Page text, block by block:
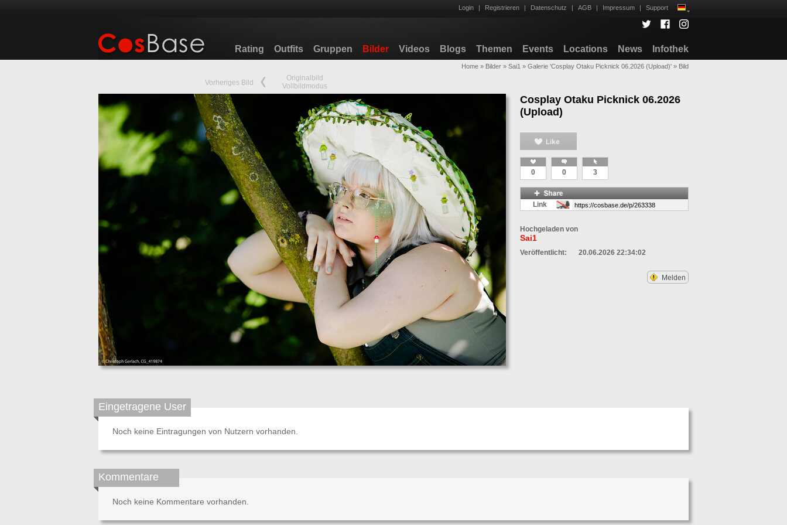
Login | Registrieren | Datenschutz | AGB | Impressum | Support
Rating Outfits Gruppen Bilder Videos Blogs Themen Events Locations News Infothek
Home » Bilder » Sai1 » Galerie 'Cosplay Otaku Picknick 06.2026 (Upload)' » Bild
Cosplay Otaku Picknick 06.2026
(Upload)
0 0 3
Link
Hochgeladen von
Sai1
Veröffentlicht: 20.06.2026 22:34:02
Melden
Vorheriges Bild
Originalbild
Vollbildmodus
Eingetragene User
Noch keine Eintragungen von Nutzern vorhanden.
Kommentare
Noch keine Kommentare vorhanden.